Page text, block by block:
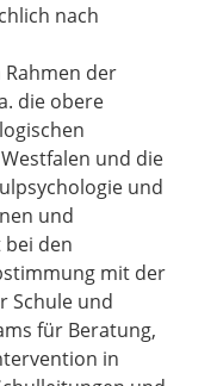
nach
der
die obere
und die
und
und
den
mit der
Schule und
für Beratung,
in